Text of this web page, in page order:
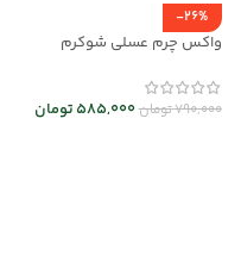
-26%
واکس چرم عسلی شوکرم
790,000تومان585,000تومان